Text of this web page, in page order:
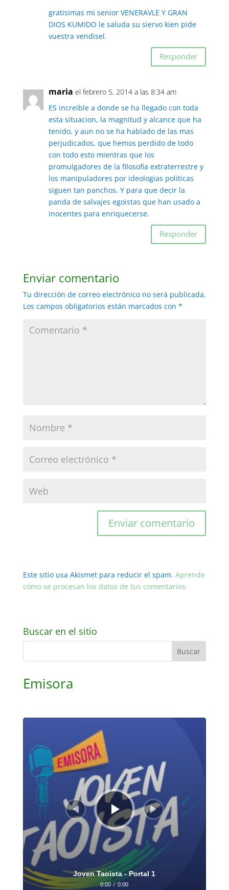
gratisimas mi senior VENERAVLE Y GRAN
DIOS KUMIDO le saluda su siervo kien pide
vuestra vendisel.
Responder
maria el febrero 5, 2014 a las 8:34 am
ES increible a donde se ha llegado con toda
esta situacion, la magnitud y alcance que ha
tenido, y aun no se ha hablado de las mas
perjudicados, que hemos perdido de todo
con todo esto mientras que los
promulgadores de la filosofia extraterrestre y
los manipuladores por ideologias politicas
siguen tan panchos. Y para que decir la
panda de salvajes egoistas que han usado a
inocentes para enriquecerse.
Responder
Enviar comentario
Tu dirección de correo electrónico no será publicada.
Los campos obligatorios están marcados con *
Este sitio usa Akismet para reducir el spam. Aprende
cómo se procesan los datos de tus comentarios.
Buscar en el sitio
Emisora
Reproductor
Joven Taoista - Portal 1
0:00 / 0:00